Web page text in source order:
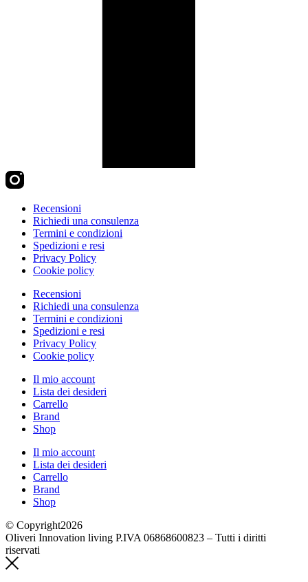
Recensioni
Richiedi una consulenza
Termini e condizioni
Spedizioni e resi
Privacy Policy
Cookie policy
Recensioni
Richiedi una consulenza
Termini e condizioni
Spedizioni e resi
Privacy Policy
Cookie policy
Il mio account
Lista dei desideri
Carrello
Brand
Shop
Il mio account
Lista dei desideri
Carrello
Brand
Shop
© Copyright2026
Oliveri Innovation living P.IVA 06868600823 – Tutti i diritti
riservati